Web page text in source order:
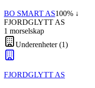
BO SMART AS100% ↓
FJORDGLYTT AS
1 morselskap
Underenheter(1)
FJORDGLYTT AS